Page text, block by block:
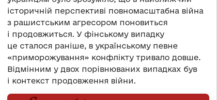
історичній перспективі повномасштабна війна
з рашистським агресором поновиться
і продовжиться. У фінському випадку
це сталося раніше, в українському певне
«приморожування» конфлікту тривало довше.
Відмінним у двох порівнюваних випадках був
і контекст продовження війни.